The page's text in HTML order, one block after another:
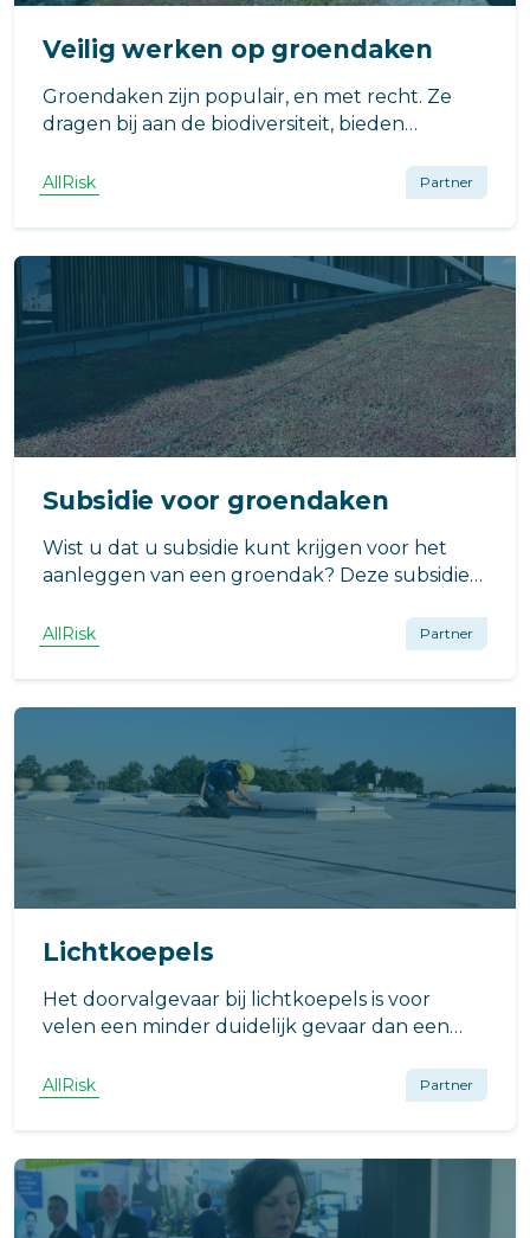
Veilig werken op groendaken
Groendaken zijn populair, en met recht. Ze
dragen bij aan de biodiversiteit, bieden
woningisolatie. Maar groendaken hebben
onderhoud nodig, hoe doe je dat veilig?
AllRisk Partner
Subsidie voor groendaken
Wist u dat u subsidie kunt krijgen voor het
aanleggen van een groendak? Deze subsidie
een groendak.
AllRisk Partner
Lichtkoepels
Het doorvalgevaar bij lichtkoepels is voor
velen een minder duidelijk gevaar dan een
AllRisk Partner